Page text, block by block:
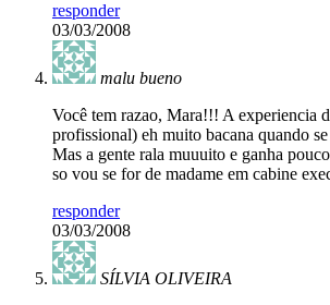
responder
03/03/2008
malu bueno
Você tem razao, Mara!!! A experiencia
profissional) eh muito bacana quando
Mas a gente rala muuuito e ganha
so vou se for de madame em cabine
responder
03/03/2008
SÍLVIA OLIVEIRA